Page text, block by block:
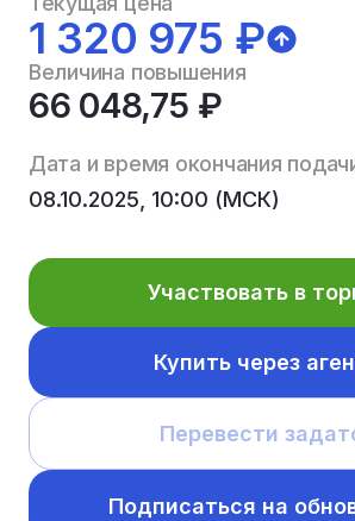
1 320 975 ₽
Величина повышения
66 048,75 ₽
Дата и время окончания
08.10.2025, 10:00 (МСК)
Участвовать в
Купить через
Перевести
Подписаться на